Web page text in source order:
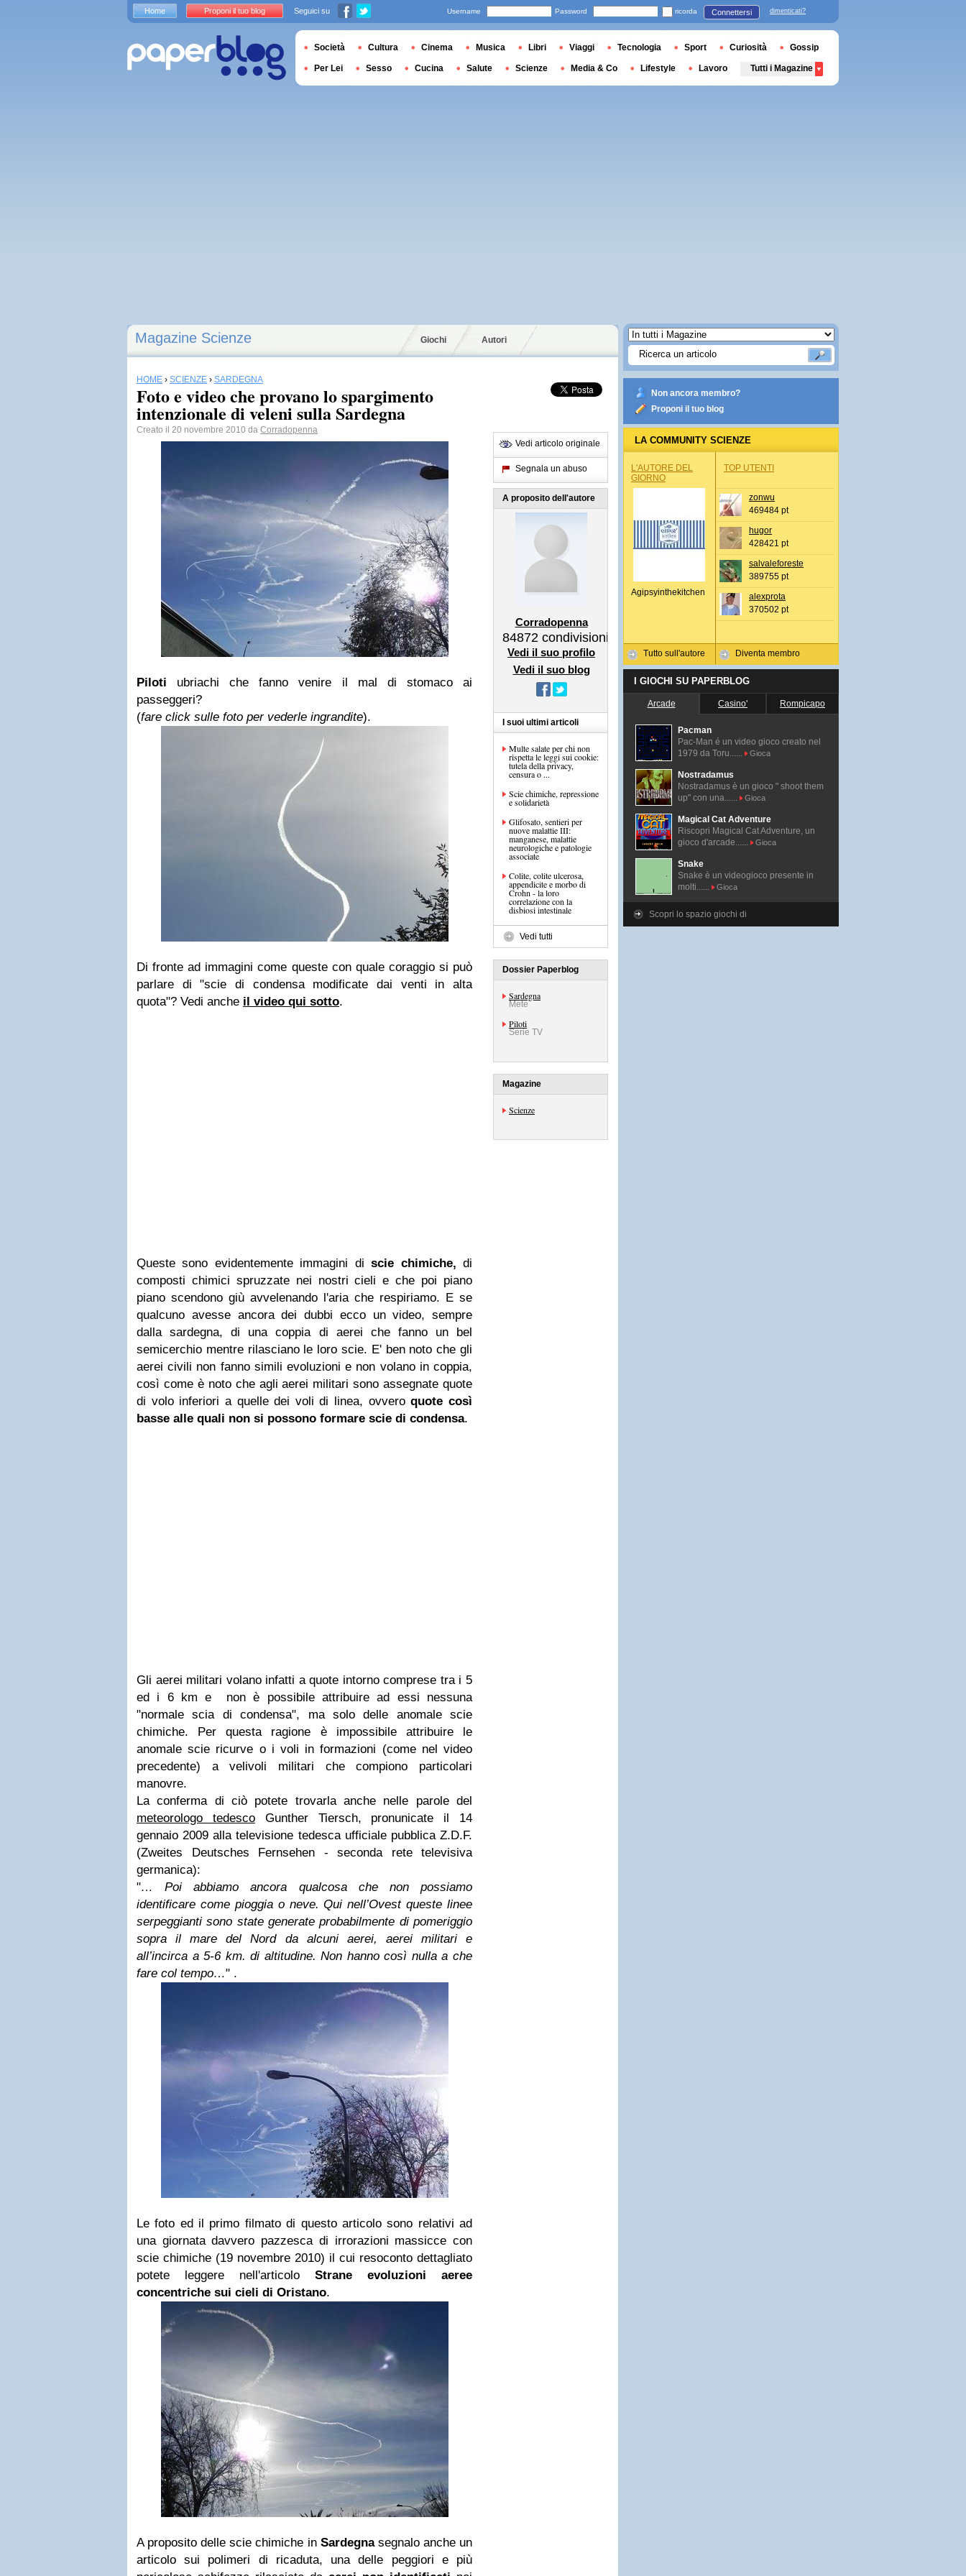
Magazine Scienze Giochi Autori
HOME › SCIENZE › SARDEGNA
Foto e video che provano lo spargimento
intenzionale di veleni sulla Sardegna
Creato il 20 novembre 2010 da Corradopenna
Piloti ubriachi che fanno venire il mal di stomaco ai
passeggeri?
(fare click sulle foto per vederle ingrandite).
Di fronte ad immagini come queste con quale coraggio si può
parlare di "scie di condensa modificate dai venti in alta
quota"? Vedi anche il video qui sotto.
Queste sono evidentemente immagini discie chimiche, di
composti chimici spruzzate nei nostri cieli e che poi piano
piano scendono giù avvelenando l'aria che respiriamo. E se
qualcuno avesse ancora dei dubbi ecco un video, sempre
dalla sardegna, di una coppia di aerei che fanno un bel
semicerchio mentre rilasciano le loro scie. E' ben noto che gli
aerei civili non fanno simili evoluzioni e non volano in coppia,
così come è noto che agli aerei militari sono assegnate quote
di volo inferiori a quelle dei voli di linea, ovveroquote così
basse alle quali non si possono formare scie di condensa.
Gli aerei militari volano infatti a quote intorno comprese tra i 5
ed i 6 km e non è possibile attribuire ad essi nessuna
"normale scia di condensa", ma solo delle anomale scie
chimiche. Per questa ragione è impossibile attribuire le
anomale scie ricurve o i voli in formazioni (come nel video
precedente) a velivoli militari che compiono particolari
manovre.
La conferma di ciò potete trovarla anche nelle parole del
meteorologo tedescoGunther Tiersch, pronunicate il 14
gennaio 2009 alla televisione tedesca ufficiale pubblica Z.D.F.
(Zweites Deutsches Fernsehen - seconda rete televisiva
germanica):
"… Poi abbiamo ancora qualcosa che non possiamo
identificare come pioggia o neve. Qui nell’Ovest queste linee
serpeggianti sono state generate probabilmente di pomeriggio
sopra il mare del Nord da alcuni aerei, aerei militarie
all’incirca a 5-6 km. di altitudine. Non hanno così nulla a che
fare col tempo…" .
Le foto ed il primo filmato di questo articolo sono relativi ad
una giornata davvero pazzesca di irrorazioni massicce con
scie chimiche (19 novembre 2010) il cui resoconto dettagliato
potete leggere nell'articolo Strane evoluzioni aeree
concentriche sui cieli di Oristano.
A proposito delle scie chimiche in Sardegnasegnalo anche un
articolo sui polimeri di ricaduta, una delle peggiori e più
Vedi articolo originale
Segnala un abuso
A proposito dell'autore
Corradopenna
84872 condivisioni
Vedi il suo profilo
Vedi il suo blog
I suoi ultimi articoli
Multe salate per chi non
rispetta le leggi sui cookie:
tutela della privacy,
censura o ...
Scie chimiche, repressione
e solidarietà
Glifosato, sentieri per
nuove malattie III:
manganese, malattie
neurologiche e patologie
associate
Colite, colite ulcerosa,
appendicite e morbo di
Crohn - la loro
correlazione con la
disbiosi intestinale
Vedi tutti
Dossier Paperblog
Sardegna
Mete
Piloti
Serie TV
Magazine
Scienze
Non ancora membro?
Proponi il tuo blog
LA COMMUNITY SCIENZE
L'AUTORE DEL
GIORNO
Agipsyinthekitchen
Tutto sull'autore
TOP UTENTI
zonwu
469484 pt
hugor
428421 pt
salvaleforeste
389755 pt
alexprota
370502 pt
Diventa membro
I GIOCHI SU PAPERBLOG
Arcade Casino' Rompicapo
Pacman
Pac-Man é un video gioco creato nel
1979 da Toru......
Gioca
Nostradamus
Nostradamus è un gioco " shoot them
up" con una......
Gioca
Magical Cat Adventure
Riscopri Magical Cat Adventure, un
gioco d'arcade......
Gioca
Snake
Snake è un videogioco presente in
molti......
Gioca
Scopri lo spazio giochi di
Home Proponi il tuo blog Seguici su Username Password ricorda Connettersi dimenticati?
Società Cultura Cinema Musica Libri Viaggi Tecnologia Sport Curiosità Gossip
Per Lei Sesso Cucina Salute Scienze Media & Co Lifestyle Lavoro Tutti i Magazine